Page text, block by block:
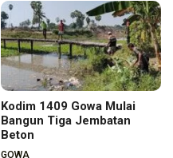
Kodim 1409 Gowa Mulai
Bangun Tiga Jembatan
Beton
GOWA